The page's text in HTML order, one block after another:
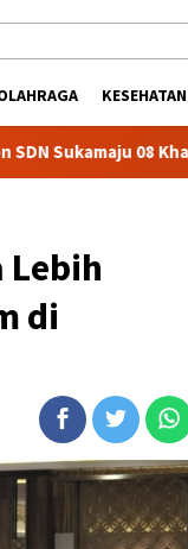
KESEHATAN
08 Khawatir Ambruk
Lebih
di